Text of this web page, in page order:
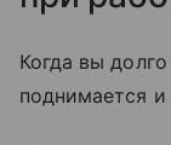
Когда вы
поднимается и